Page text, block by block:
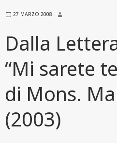
27 MARZO 2008
Dalla
“Mi sarete
di Mons.
(2003)